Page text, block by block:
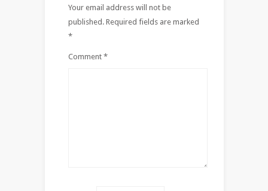
Your email address will not be
published. Required fields are marked
*
Comment *